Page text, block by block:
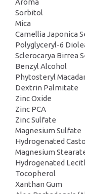
Sorbitol
Mica
Camellia Japonica
Polyglyceryl-6
Sclerocarya Birrea
Benzyl Alcohol
Phytosteryl
Dextrin Palmitate
Zinc Oxide
Zinc PCA
Zinc Sulfate
Magnesium Sulfate
Hydrogenated
Magnesium
Hydrogenated
Tocopherol
Xanthan Gum